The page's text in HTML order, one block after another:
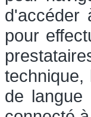
d'accéder
pour
de langue